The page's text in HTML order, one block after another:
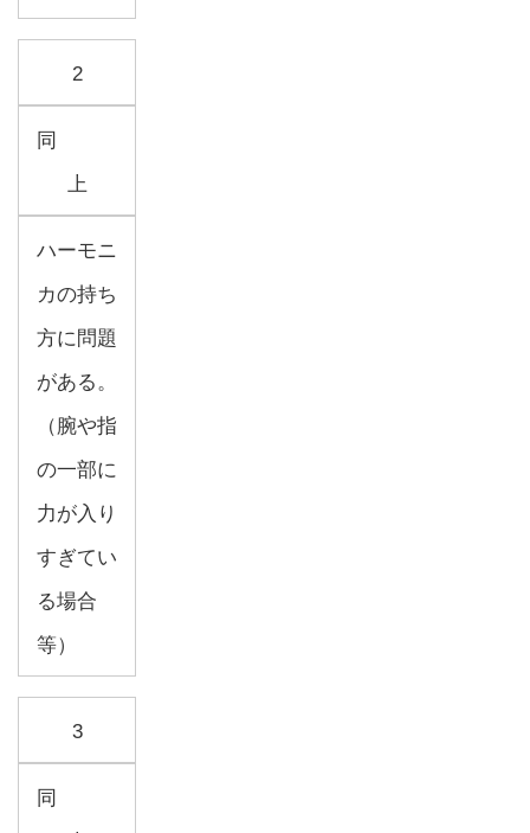
2
同
上
ハーモニ
カの持ち
方に問題
がある。
（腕や指
の一部に
力が入り
すぎてい
る場合
等）
3
同